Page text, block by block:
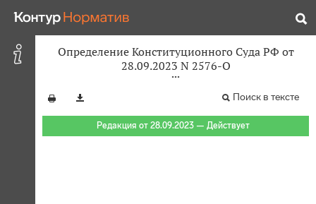
Определение Конституционного Суда РФ от
28.09.2023 N 2576-О
Поиск в тексте
Редакция от 28.09.2023 — Действует